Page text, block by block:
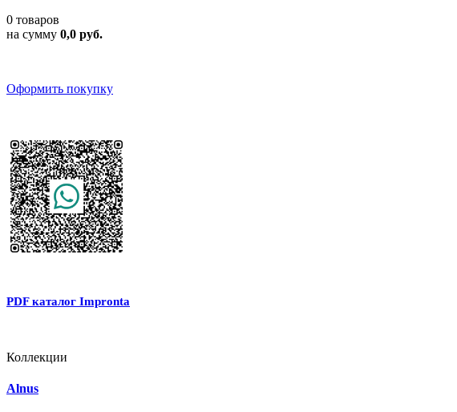
0 товаров
на сумму 0,0 руб.
Оформить покупку
PDF каталог Impronta
Коллекции
Alnus